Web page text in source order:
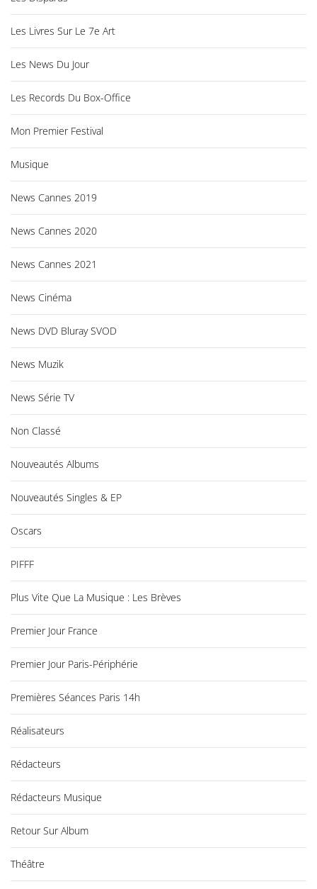
Les Livres Sur Le 7e Art
Les News Du Jour
Les Records Du Box-Office
Mon Premier Festival
Musique
News Cannes 2019
News Cannes 2020
News Cannes 2021
News Cinéma
News DVD Bluray SVOD
News Muzik
News Série TV
Non Classé
Nouveautés Albums
Nouveautés Singles & EP
Oscars
PIFFF
Plus Vite Que La Musique : Les Brèves
Premier Jour France
Premier Jour Paris-Périphérie
Premières Séances Paris 14h
Réalisateurs
Rédacteurs
Rédacteurs Musique
Retour Sur Album
Théâtre